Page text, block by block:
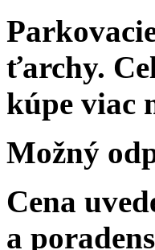
ťarchy.
kúpe viac
Možný
Cena
a